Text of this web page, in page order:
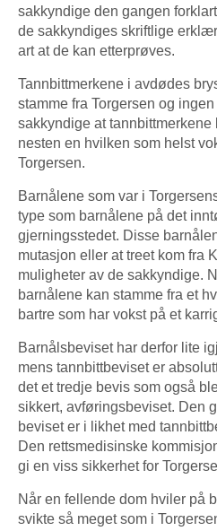
sakkyndige den gangen
de sakkyndiges skriftlige
art at de kan etterprøves.
Tannbittmerkene i avdødes
stamme fra Torgersen og
sakkyndige at tannbittmerkene
nesten en hvilken som helst
Torgersen.
Barnålene som var i
type som barnålene på det
gjerningsstedet. Disse
mutasjon eller at treet kom fra
muligheter av de sakkyndige.
barnålene kan stamme fra et
bartre som har vokst på et
Barnålsbeviset har derfor lite
mens tannbittbeviset er
det et tredje bevis som også
sikkert, avføringsbeviset. Den
beviset er i likhet med
Den rettsmedisinske
gi en viss sikkerhet for
Når en fellende dom hviler på
svikte så meget som i